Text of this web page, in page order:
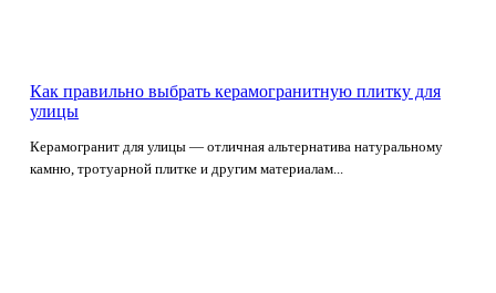
Как правильно выбрать керамогранитную плитку для
улицы
Керамогранит для улицы — отличная альтернатива натуральному
камню, тротуарной плитке и другим материалам...